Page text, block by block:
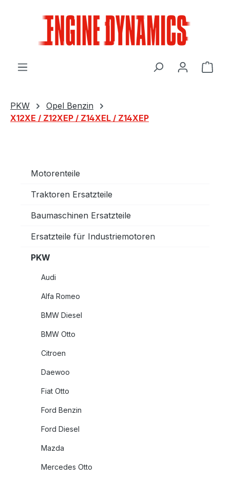
PKW
Opel Benzin
X12XE / Z12XEP / Z14XEL / Z14XEP
Motorenteile
Traktoren Ersatzteile
Baumaschinen Ersatzteile
Ersatzteile für Industriemotoren
PKW
Audi
Alfa Romeo
BMW Diesel
BMW Otto
Citroen
Daewoo
Fiat Otto
Ford Benzin
Ford Diesel
Mazda
Mercedes Otto